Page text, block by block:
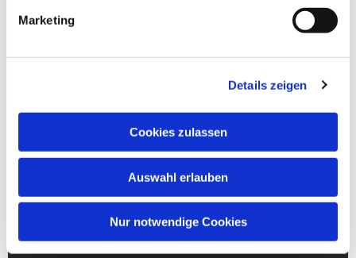
Marketing
Details zeigen
Cookies zulassen
Auswahl erlauben
Nur notwendige Cookies